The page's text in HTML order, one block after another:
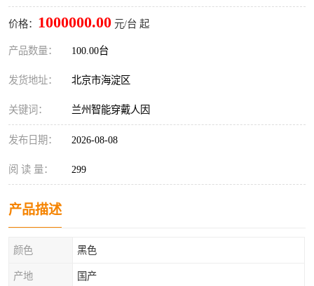
价格： 1000000.00 元/台 起
产品数量： 100.00台
发货地址： 北京市海淀区
关键词： 兰州智能穿戴人因
发布日期： 2026-08-08
阅 读 量： 299
产品描述
颜色 黑色
产地 国产